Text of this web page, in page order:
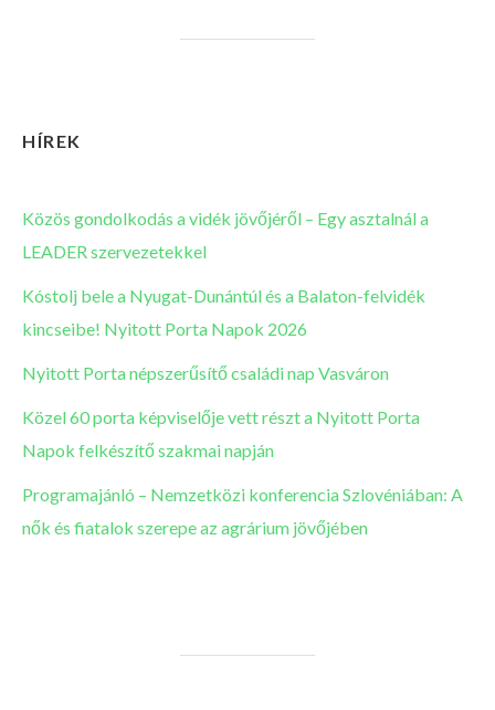
HÍREK
Közös gondolkodás a vidék jövőjéről – Egy asztalnál a
LEADER szervezetekkel
Kóstolj bele a Nyugat-Dunántúl és a Balaton-felvidék
kincseibe! Nyitott Porta Napok 2026
Nyitott Porta népszerűsítő családi nap Vasváron
Közel 60 porta képviselője vett részt a Nyitott Porta
Napok felkészítő szakmai napján
Programajánló – Nemzetközi konferencia Szlovéniában: A
nők és fiatalok szerepe az agrárium jövőjében